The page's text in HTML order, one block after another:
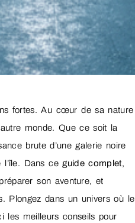
fortes. Au cœur de sa nature
monde. Que ce soit la
brute d’une galerie noire
l’île. Dans ceguide complet,
son aventure, et
Plongez dans un univers où le
les meilleurs conseils pour